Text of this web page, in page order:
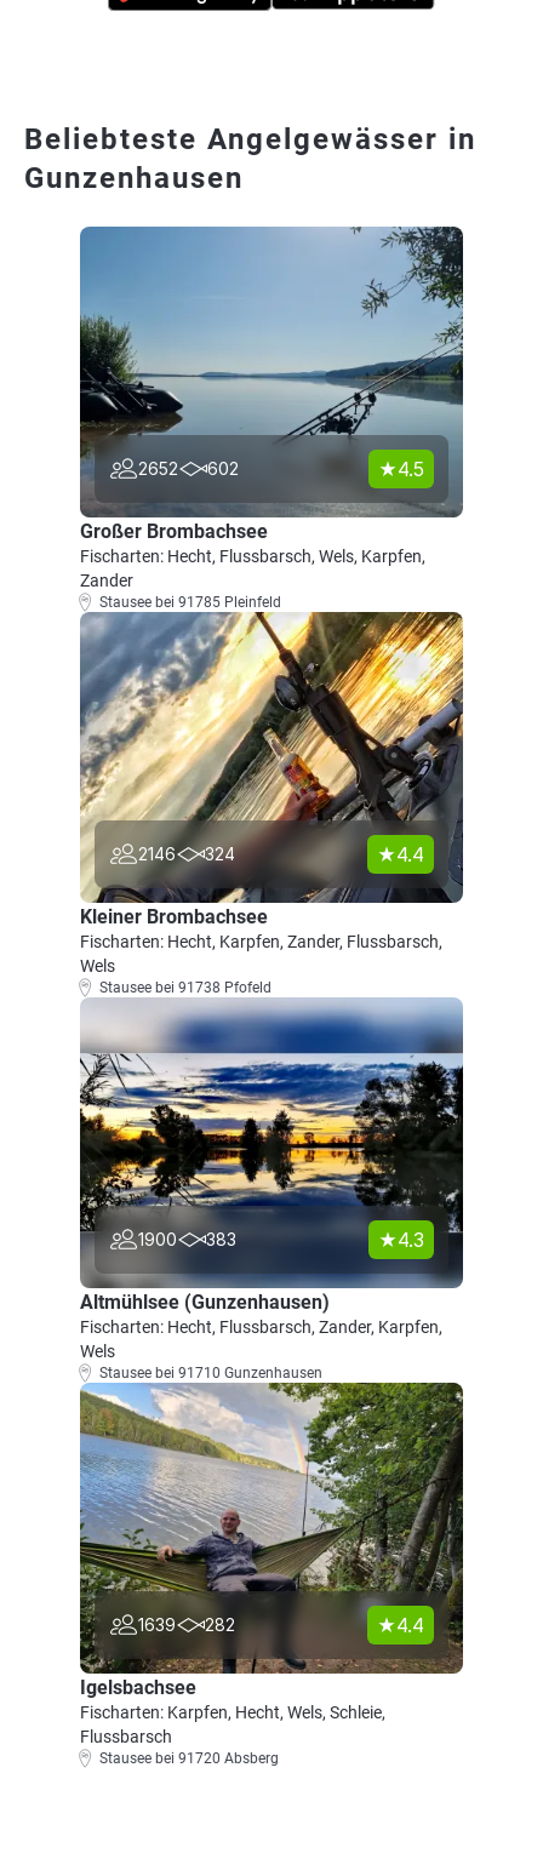
Beliebteste Angelgewässer in
Gunzenhausen
2652 602 4.5
Großer Brombachsee
Fischarten: Hecht, Flussbarsch, Wels, Karpfen,
Zander
Stausee bei 91785 Pleinfeld
2146 324 4.4
Kleiner Brombachsee
Fischarten: Hecht, Karpfen, Zander, Flussbarsch,
Wels
Stausee bei 91738 Pfofeld
1900 383 4.3
Altmühlsee (Gunzenhausen)
Fischarten: Hecht, Flussbarsch, Zander, Karpfen,
Wels
Stausee bei 91710 Gunzenhausen
1639 282 4.4
Igelsbachsee
Fischarten: Karpfen, Hecht, Wels, Schleie,
Flussbarsch
Stausee bei 91720 Absberg